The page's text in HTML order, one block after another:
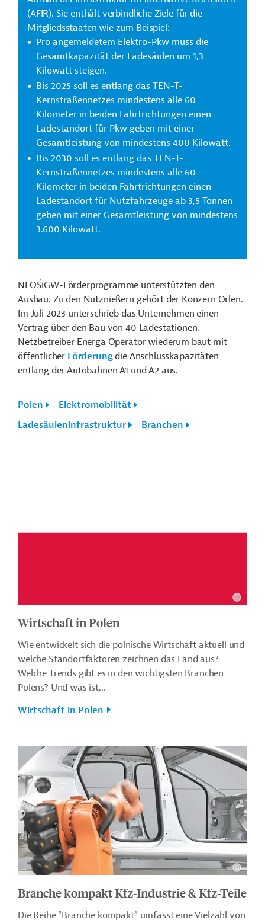
(AFIR). Sie enthält verbindliche Ziele für die
Mitgliedsstaaten wie zum Beispiel:
Pro angemeldetem Elektro-Pkw muss die
Gesamtkapazität der Ladesäulen um 1,3
Kilowatt steigen.
Bis 2025 soll es entlang das TEN-T-
Kernstraßennetzes mindestens alle 60
Kilometer in beiden Fahrtrichtungen einen
Ladestandort für Pkw geben mit einer
Gesamtleistung von mindestens 400 Kilowatt.
Bis 2030 soll es entlang das TEN-T-
Kernstraßennetzes mindestens alle 60
Kilometer in beiden Fahrtrichtungen einen
Ladestandort für Nutzfahrzeuge ab 3,5 Tonnen
geben mit einer Gesamtleistung von mindestens
3.600 Kilowatt.
NFOŚiGW-Förderprogramme unterstützten den
Ausbau. Zu den Nutznießern gehört der Konzern Orlen.
Im Juli 2023 unterschrieb das Unternehmen einen
Vertrag über den Bau von 40 Ladestationen.
Netzbetreiber Energa Operator wiederum baut mit
öffentlicher Förderungdie Anschlusskapazitäten
entlang der Autobahnen A1 und A2 aus.
Polen
Elektromobilität
Ladesäuleninfrastruktur
Branchen
Wirtschaft in Polen
Wie entwickelt sich die polnische Wirtschaft aktuell und
welche Standortfaktoren zeichnen das Land aus?
Welche Trends gibt es in den wichtigsten Branchen
Polens? Und was ist...
Wirtschaft in Polen
Branche kompakt Kfz-Industrie & Kfz-Teile
Die Reihe "Branche kompakt" umfasst eine Vielzahl von